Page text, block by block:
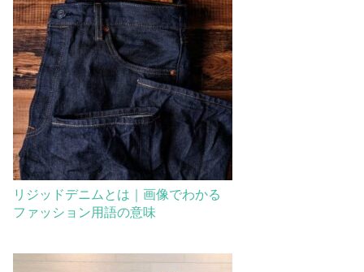
リジッドデニムとは｜画像でわかる
ファッション用語の意味